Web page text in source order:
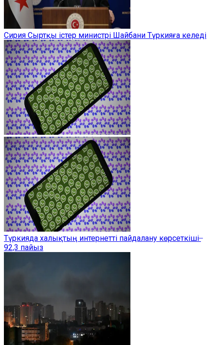
Сирия Сыртқы істер министрі Шайбани Түркияға келеді
Түркияда халықтың интернетті пайдалану көрсеткіші ̶
92,3 пайыз